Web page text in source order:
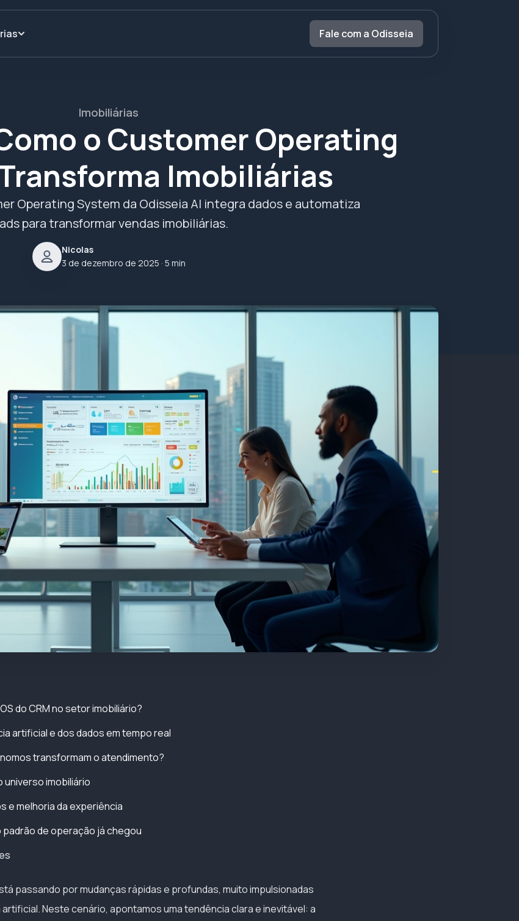
Fale com a Odisseia
Imobiliárias
o Customer Operating
Imobiliárias
Operating System da Odisseia AI integra dados e automatiza
para transformar vendas imobiliárias.
Nicolas
3 de dezembro de 2025 · 5 min
do CRM no setor imobiliário?
artificial e dos dados em tempo real
transformam o atendimento?
universo imobiliário
e melhoria da experiência
de operação já chegou
passando por mudanças rápidas e profundas, muito impulsionadas
Neste cenário, apontamos uma tendência clara e inevitável: a